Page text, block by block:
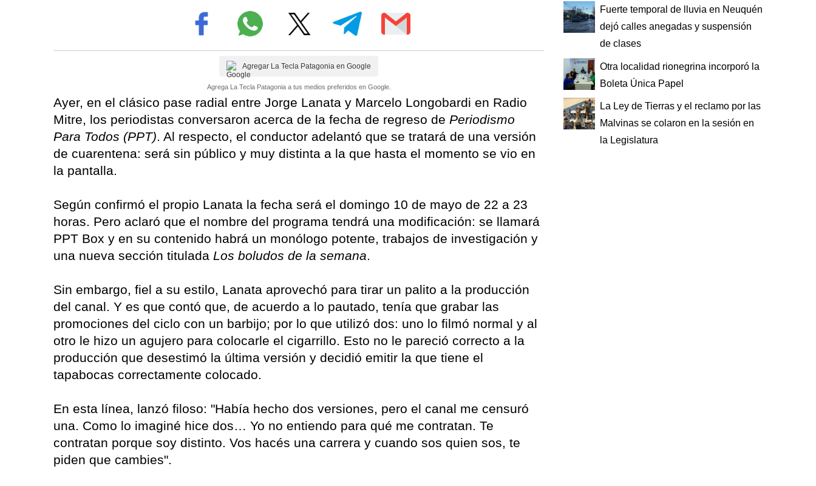
Agregar La Tecla Patagonia en Google
Agrega La Tecla Patagonia a tus medios preferidos en Google.
Ayer, en el clásico pase radial entre Jorge Lanata y Marcelo Longobardi en Radio
Mitre, los periodistas conversaron acerca de la fecha de regreso de Periodismo
Para Todos (PPT). Al respecto, el conductor adelantó que se tratará de una versión
de cuarentena: será sin público y muy distinta a la que hasta el momento se vio en
la pantalla.
Según confirmó el propio Lanata la fecha será el domingo 10 de mayo de 22 a 23
horas. Pero aclaró que el nombre del programa tendrá una modificación: se llamará
PPT Box y en su contenido habrá un monólogo potente, trabajos de investigación y
una nueva sección titulada Los boludos de la semana.
Sin embargo, fiel a su estilo, Lanata aprovechó para tirar un palito a la producción
del canal. Y es que contó que, de acuerdo a lo pautado, tenía que grabar las
promociones del ciclo con un barbijo; por lo que utilizó dos: uno lo filmó normal y al
otro le hizo un agujero para colocarle el cigarrillo. Esto no le pareció correcto a la
producción que desestimó la última versión y decidió emitir la que tiene el
tapabocas correctamente colocado.
En esta línea, lanzó filoso: "Había hecho dos versiones, pero el canal me censuró
una. Como lo imaginé hice dos… Yo no entiendo para qué me contratan. Te
contratan porque soy distinto. Vos hacés una carrera y cuando sos quien sos, te
piden que cambies".
Fuerte temporal de lluvia en Neuquén
dejó calles anegadas y suspensión
de clases
Otra localidad rionegrina incorporó la
Boleta Única Papel
La Ley de Tierras y el reclamo por las
Malvinas se colaron en la sesión en
la Legislatura